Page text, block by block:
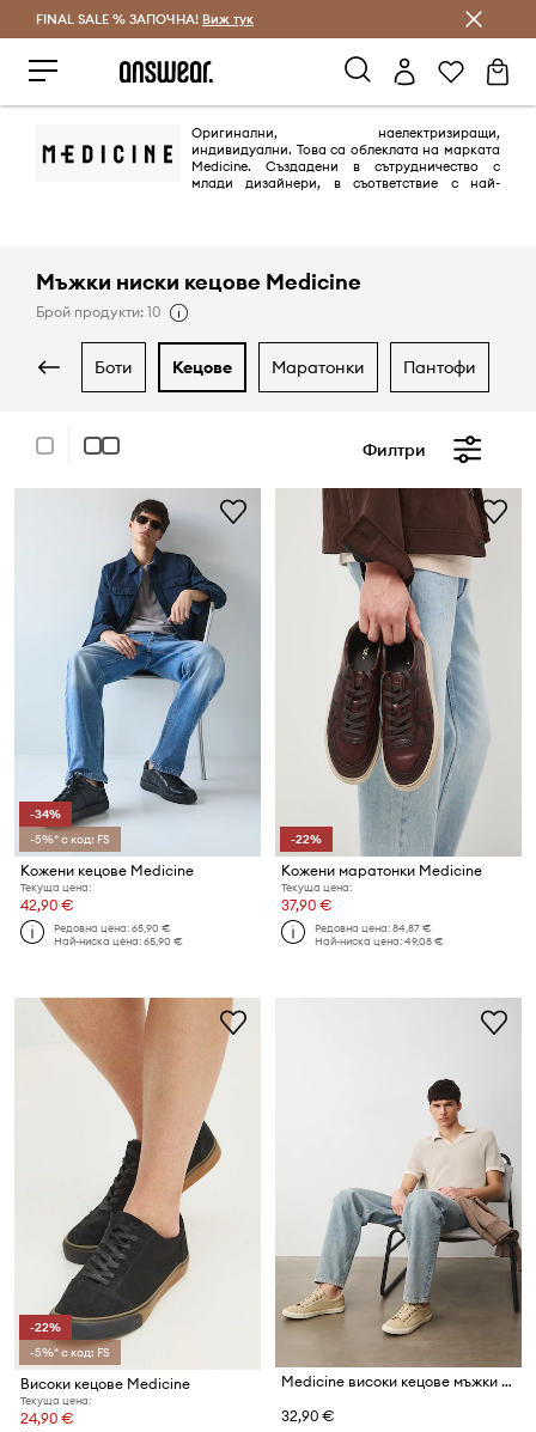
Спестявай с Answear Club
FINAL SALE % ЗАПОЧНА! Виж тук
Оригинални, наелектризиращи,
индивидуални. Това са облеклата на марката
Medicine. Създадени в сътрудничество с
млади дизайнери, в съответствие с най-
Мъжки ниски кецове Medicine
Брой продукти: 10
боти кецове маратонки пантофи
Филтри
-34%
-5%* с код: FS
Кожени кецове Medicine
Текуща цена:
42,90 €
Редовна цена:65,90 €
Най-ниска цена:65,90 €
-22%
Кожени маратонки Medicine
Текуща цена:
37,90 €
Редовна цена:84,87 €
Най-ниска цена:49,08 €
-22%
-5%* с код: FS
Високи кецове Medicine
Текуща цена:
24,90 €
Medicine високи кецове мъжки велурени
32,90 €